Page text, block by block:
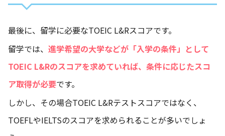
最後に、留学に必要なTOEIC L&Rスコアです。
留学では、 進学希望の大学などが「入学の条件」として
TOEIC L&Rのスコアを求めていれば、条件に応じたスコ
ア取得が必要です。
しかし、その場合TOEIC L&Rテストスコアではなく、
TOEFLやIELTSのスコアを求められることが多いでしょ